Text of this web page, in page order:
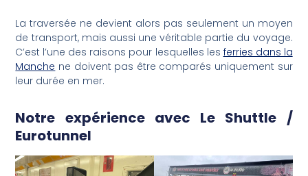
La traversée ne devient alors pas seulement un moyen
de transport, mais aussi une véritable partie du voyage.
C’est l’une des raisons pour lesquelles les ferries dans la
Manche ne doivent pas être comparés uniquement sur
leur durée en mer.
Notre expérience avec Le Shuttle /
Eurotunnel